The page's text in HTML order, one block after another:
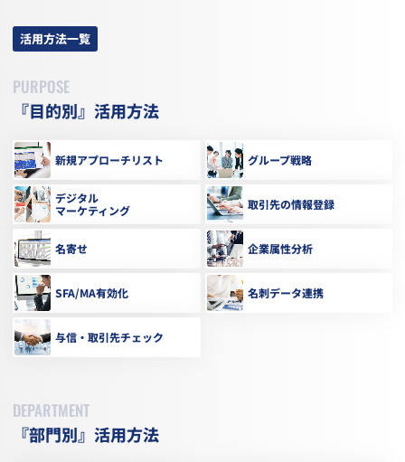
活用方法一覧
PURPOSE
『目的別』活用方法
新規アプローチリスト グループ戦略
デジタル
マーケティング
取引先の情報登録
名寄せ 企業属性分析
SFA/MA有効化 名刺データ連携
与信・取引先チェック
DEPARTMENT
『部門別』活用方法